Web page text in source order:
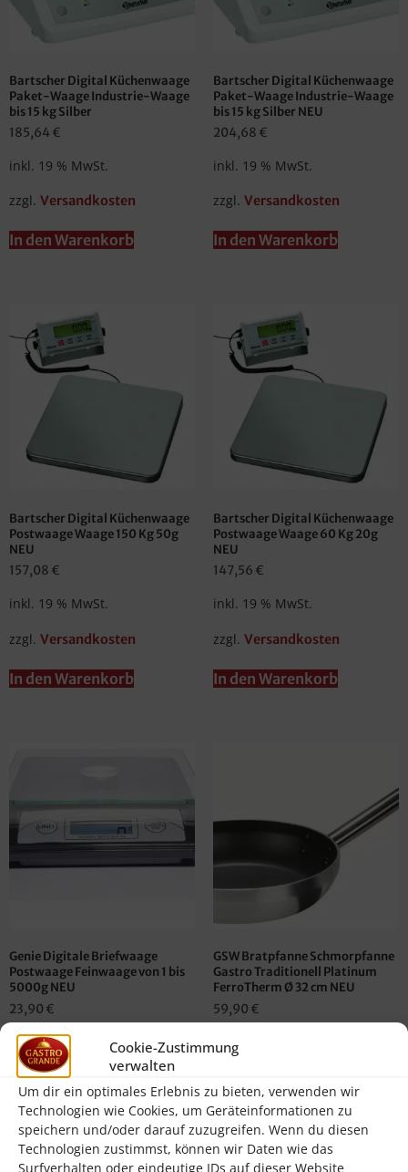
Cookie-Zustimmung
verwalten
Um dir ein optimales Erlebnis zu bieten, verwenden wir
Technologien wie Cookies, um Geräteinformationen zu
speichern und/oder darauf zuzugreifen. Wenn du diesen
Technologien zustimmst, können wir Daten wie das
Surfverhalten oder eindeutige IDs auf dieser Website
Bartscher Digital Küchenwaage
Paket-Waage Industrie-Waage
bis 15 kg Silber
185,64€
inkl. 19 % MwSt.
zzgl. Versandkosten
In den Warenkorb
Bartscher Digital Küchenwaage
Paket-Waage Industrie-Waage
bis 15 kg Silber NEU
204,68 €
inkl. 19 % MwSt.
zzgl. Versandkosten
In den Warenkorb
Bartscher Digital Küchenwaage
Postwaage Waage 150 Kg 50g
NEU
157,08 €
inkl. 19 % MwSt.
zzgl. Versandkosten
In den Warenkorb
Bartscher Digital Küchenwaage
Postwaage Waage 60 Kg 20g
NEU
147,56 €
inkl. 19 % MwSt.
zzgl. Versandkosten
In den Warenkorb
Genie Digitale Briefwaage
Postwaage Feinwaage von 1 bis
5000g NEU
23,90 €
inkl. 19 % MwSt.
zzgl.Versandkosten
In den Warenkorb
GSW Bratpfanne Schmorpfanne
Gastro Traditionell Platinum
FerroTherm Ø 32 cm NEU
59,90 €
inkl. 19 % MwSt.
In den Warenkorb